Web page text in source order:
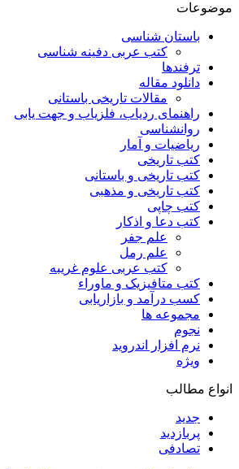
موضوعات
باستان شناسی
کتب عربی دفینه شناسی
ترفندها
دانلود مقاله
مقالات تاریخی باستانی
راهنمای ردیاب، فلزیاب و جهت یابی
روانشناسی
ریاضیات و آمار
کتب تاریخی
کتب تاریخی و باستانی
کتب تاریخی و مذهبی
کتب چاپی
کتب دعا و اذکار
علم جفر
علم رمل
کتب عربی علوم غریبه
کتب متافیزیک و ماوراء
کسب درآمد و بازاریابی
مجموعه ها
نجوم
نرم افزار اندروید
ویژه
انواع مطالب
جدید
پربازدید
تصادفی